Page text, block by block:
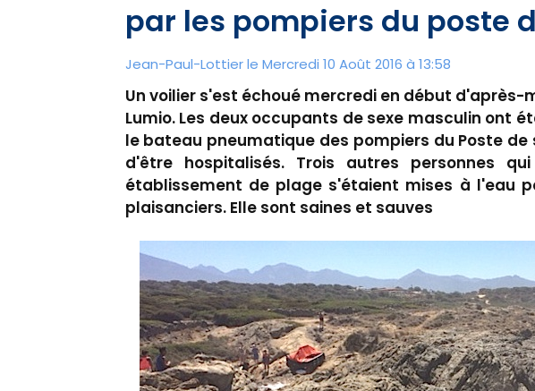
par les pompiers du poste
Jean-Paul-Lottier le Mercredi 10 Août 2016 à 13:58
Un voilier s'est échoué mercredi en début d'après-
Lumio. Les deux occupants de sexe masculin ont
le bateau pneumatique des pompiers du Poste de
d'être hospitalisés. Trois autres personnes
établissement de plage s'étaient mises à l'eau
plaisanciers. Elle sont saines et sauves